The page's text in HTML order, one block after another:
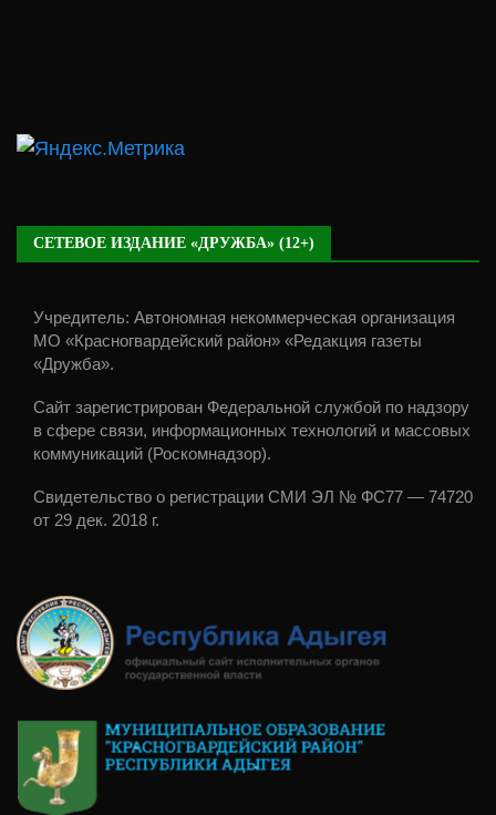
СЕТЕВОЕ ИЗДАНИЕ «ДРУЖБА» (12+)
Учредитель: Автономная некоммерческая организация
МО «Красногвардейский район» «Редакция газеты
«Дружба».
Сайт зарегистрирован Федеральной службой по надзору
в сфере связи, информационных технологий и массовых
коммуникаций (Роскомнадзор).
Свидетельство о регистрации СМИ ЭЛ № ФС77 — 74720
от 29 дек. 2018 г.